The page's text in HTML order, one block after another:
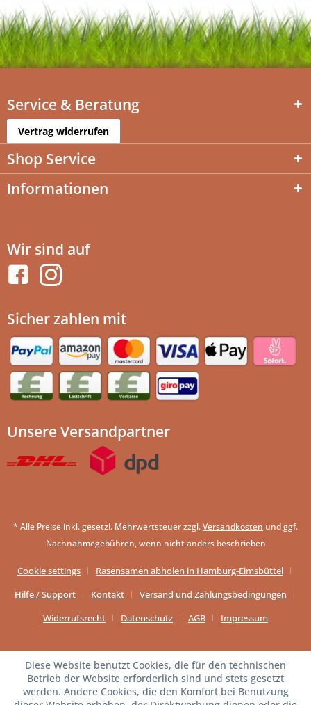
Service & Beratung
Vertrag widerrufen
Shop Service
Informationen
Wir sind auf
Sicher zahlen mit
Unsere Versandpartner
* Alle Preise inkl. gesetzl. Mehrwertsteuer zzgl.Versandkosten und ggf.
Nachnahmegebühren, wenn nicht anders beschrieben
Cookie settings
Rasensamen abholen in Hamburg-Eimsbüttel
Hilfe / Support
Kontakt
Versand und Zahlungsbedingungen
Widerrufsrecht
Datenschutz AGB Impressum
Diese Website benutzt Cookies, die für den technischen
Betrieb der Website erforderlich sind und stets gesetzt
werden. Andere Cookies, die den Komfort bei Benutzung